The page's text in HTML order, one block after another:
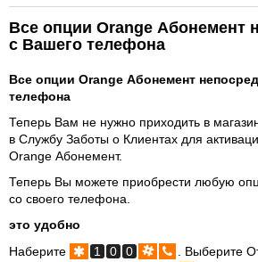
Все опции Orange Абонемент
с Вашего телефона
Все опции Orange Абонемент
телефона
Теперь Вам не нужно приходить в
в Службу Заботы о Клиентах для
Orange Абонемент.
Теперь Вы можете приобрести любую
со своего телефона.
это удобно
Наберите
1 0 0 . Выберите